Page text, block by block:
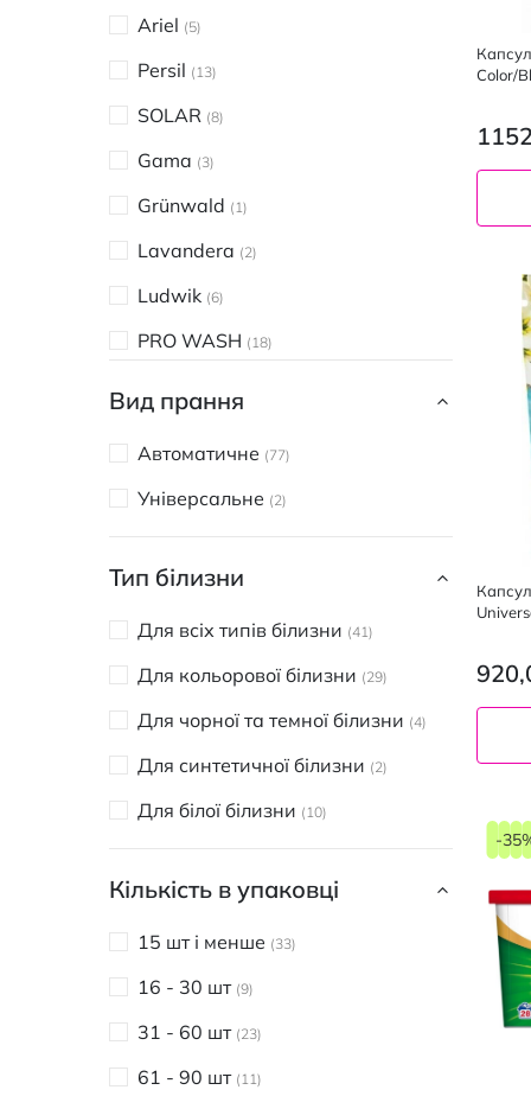
Color/
-
Ariel 5
Persil 13
SOLAR 8
Gama 3
Grünwald 1
Lavandera 2
Ludwik 6
PRO WASH 18
WASH&FREE
Вид прання
Автоматичне 77
Універсальне 2
Тип білизни
Для всіх типів білизни 41
Для кольорової білизни 29
Для чорної та темної білизни 4
Для синтетичної білизни 2
Для білої білизни 10
Кількість в упаковці
15 шт і менше 33
16 - 30 шт 9
31 - 60 шт 23
61 - 90 шт 11